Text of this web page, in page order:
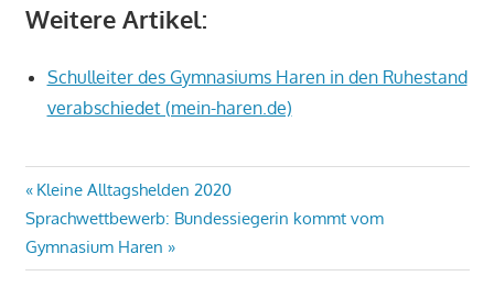
Weitere Artikel:
Schulleiter des Gymnasiums Haren in den Ruhestand
verabschiedet (mein-haren.de)
Beitragsnavigation
Vorheriger
Beitrag:
Kleine Alltagshelden 2020
Nächster
Beitrag:
Sprachwettbewerb: Bundessiegerin kommt vom
Gymnasium Haren